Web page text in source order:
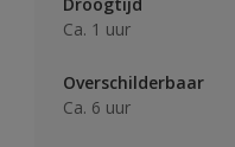
Ca. 1 uur
Overschilderbaar
Ca. 6 uur